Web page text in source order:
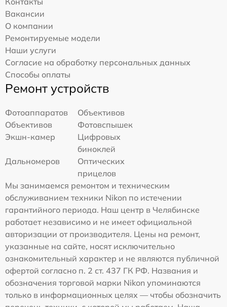
Вакансии
О компании
Ремонтируемые модели
Наши услуги
Согласие на обработку персональных данных
Способы оплаты
Ремонт устройств
Фотоаппаратов
Объективов
Объективов
Фотовспышек
Экшн-камер
Цифровых
биноклей
Дальномеров
Оптических
прицелов
Мы занимаемся ремонтом и техническим
обслуживанием техники Nikon по истечении
гарантийного периода. Наш центр в Челябинске
работает независимо и не имеет официальной
авторизации от производителя. Цены на ремонт,
указанные на сайте, носят исключительно
ознакомительный характер и не являются публичной
офертой согласно п. 2 ст. 437 ГК РФ. Названия и
обозначения торговой марки Nikon упоминаются
только в информационных целях — чтобы обозначить